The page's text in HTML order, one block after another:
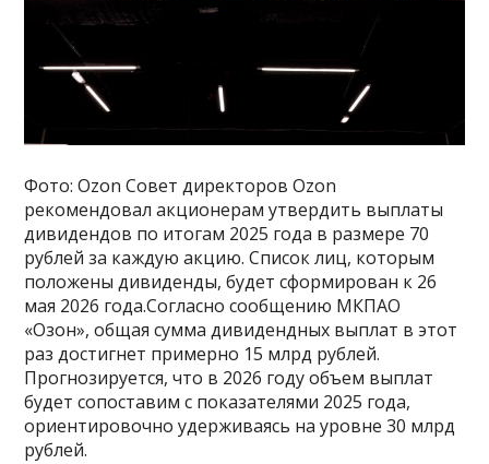
Фото: Ozon Совет директоров Ozon
рекомендовал акционерам утвердить выплаты
дивидендов по итогам 2025 года в размере 70
рублей за каждую акцию. Список лиц, которым
положены дивиденды, будет сформирован к 26
мая 2026 года.Согласно сообщению МКПАО
«Озон», общая сумма дивидендных выплат в этот
раз достигнет примерно 15 млрд рублей.
Прогнозируется, что в 2026 году объем выплат
будет сопоставим с показателями 2025 года,
ориентировочно удерживаясь на уровне 30 млрд
рублей.